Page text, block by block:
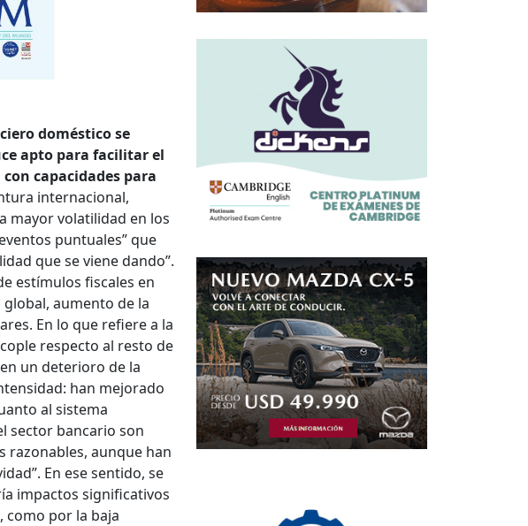
doméstico se
apto para facilitar el
capacidades para
internacional,
mayor volatilidad en los
puntuales” que
que se viene dando”.
estímulos fiscales en
aumento de la
En lo que refiere a la
respecto al resto de
un deterioro de la
han mejorado
al sistema
sector bancario son
razonables, aunque han
En ese sentido, se
impactos significativos
como por la baja